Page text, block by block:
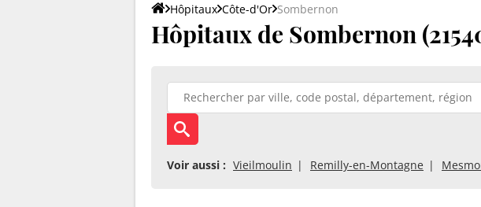
Hôpitaux Côte-d'Or Sombernon
Hôpitaux de Sombernon
Voir aussi : Vieilmoulin Remilly-en-Montagne